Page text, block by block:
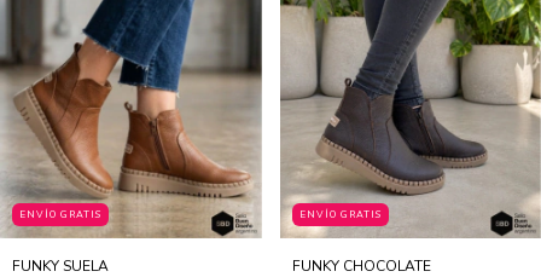
ENVÍO GRATIS
FUNKY SUELA
ENVÍO GRATIS
FUNKY CHOCOLATE